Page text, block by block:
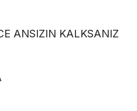
ANSIZIN KALKSANIZ